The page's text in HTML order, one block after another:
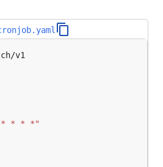
v1
* * *"